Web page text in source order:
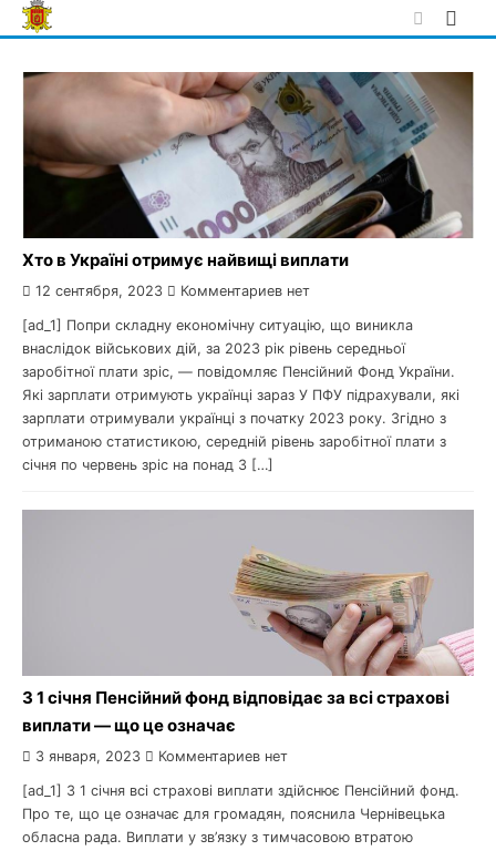
Skip
to
Хто в Україні отримує найвищі виплати
12 сентября, 2023 Комментариев нет
[ad_1] Попри складну економічну ситуацію, що виникла
внаслідок військових дій, за 2023 рік рівень середньої
заробітної плати зріс, — повідомляє Пенсійний Фонд України.
Які зарплати отримують українці зараз У ПФУ підрахували, які
зарплати отримували українці з початку 2023 року. Згідно з
отриманою статистикою, середній рівень заробітної плати з
січня по червень зріс на понад 3 […]
З 1 січня Пенсійний фонд відповідає за всі страхові
виплати — що це означає
3 января, 2023 Комментариев нет
[ad_1] З 1 січня всі страхові виплати здійснює Пенсійний фонд.
Про те, що це означає для громадян, пояснила Чернівецька
обласна рада. Виплати у зв’язку з тимчасовою втратою